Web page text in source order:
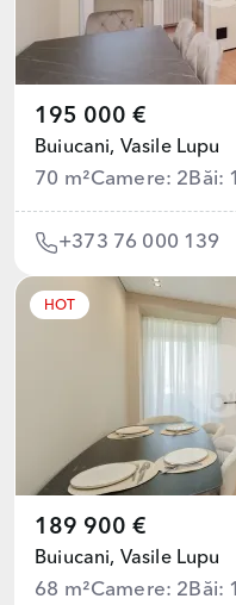
195 000 €
Buiucani, Vasile Lupu
70 m²Camere: 2 Băi: 1
+373 76 000 139
HOT
189 900 €
Buiucani, Vasile Lupu
68 m²Camere: 2 Băi: 1